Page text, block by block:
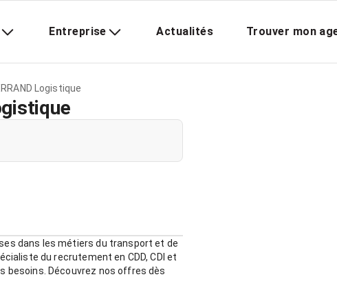
Entreprise Actualités Trouver mon
Logistique
dans les métiers du transport et de
du recrutement en CDD, CDI et
besoins. Découvrez nos offres dès